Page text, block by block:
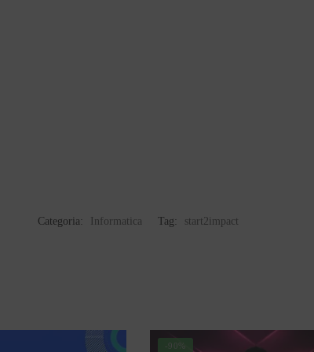
Categoria: Informatica Tag: start2impact
-90%